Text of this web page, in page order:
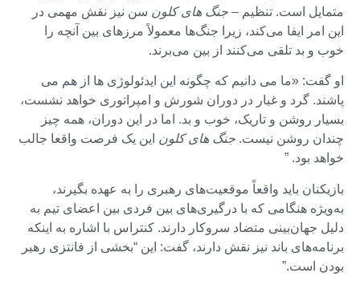
متمایل است. تنظیم – جنگ های کلون سن نیز نقش مهمی در
این امر ایفا می‌کند، زیرا جنگ‌ها معمولاً مرزهای بین آنچه را
خوب و بد تلقی می‌کنند از بین می‌برند.
او گفت: «ما می دانیم که چگونه این ایدئولوژی ها از هم می
پاشند. گرد و غبار در دوران شورش و امپراتوری خواهد نشست،
بسیار روشن و تاریک، خوب و بد. اما در این دوران، همه چیز
چندان روشن نیست. جنگ های کلون این یک فرصت واقعا جالب
خواهد بود. ”
بازیکنان باید واقعاً موقعیت‌های رهبری را به عهده بگیرند،
به‌ویژه هنگامی که با درگیری‌های بین فردی بین اعضای تیم به
دلیل جهان‌بینی متضاد سروکار دارند. کنتراس با اشاره به اینکه
برنامه‌های باند نیز نقش دارند، گفت: این “بخشی از فانتزی رهبر
بودن است.”